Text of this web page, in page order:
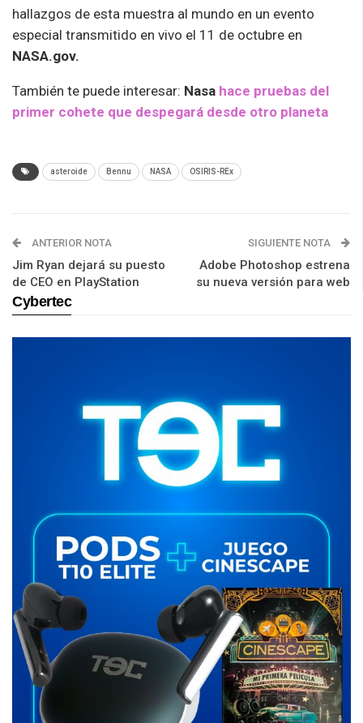
hallazgos de esta muestra al mundo en un evento
especial transmitido en vivo el 11 de octubre en
NASA.gov.
También te puede interesar: Nasa hace pruebas del
primer cohete que despegará desde otro planeta
asteroide Bennu NASA OSIRIS-REx
ANTERIOR NOTA
Jim Ryan dejará su puesto
de CEO en PlayStation
SIGUIENTE NOTA
Adobe Photoshop estrena
su nueva versión para web
Cybertec